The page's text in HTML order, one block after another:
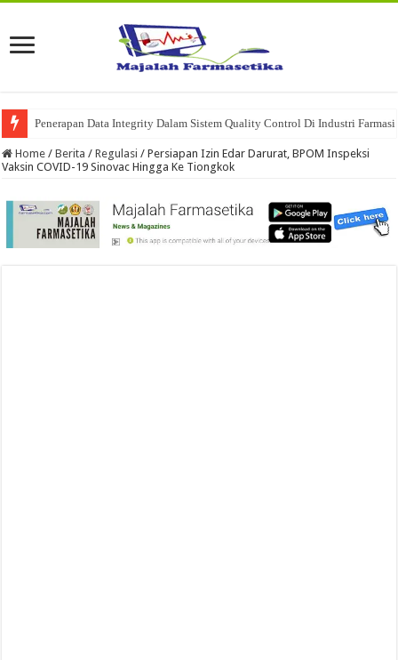
Penerapan Data Integrity Dalam Sistem Quality Control Di Industri Farmasi
Home / Berita / Regulasi / Persiapan Izin Edar Darurat, BPOM Inspeksi
Vaksin COVID-19 Sinovac Hingga Ke Tiongkok